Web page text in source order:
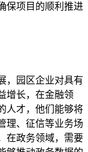
保项目的顺利推进
，园区企业对具有
增长，在金融领
人才，他们能够将
理、征信等业务场
在政务领域，需要